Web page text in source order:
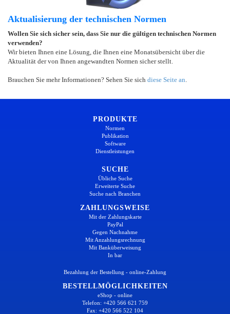
Aktualisierung der technischen Normen
Wollen Sie sich sicher sein, dass Sie nur die gültigen technischen Normen
verwenden?
Wir bieten Ihnen eine Lösung, die Ihnen eine Monatsübersicht über die
Aktualität der von Ihnen angewandten Normen sicher stellt.
Brauchen Sie mehr Informationen? Sehen Sie sich diese Seite an
PRODUKTE
Normen
Publikation
Software
Dienstleistungen
SUCHE
Übliche Suche
Erweiterte Suche
Suche nach Branchen
ZAHLUNGSWEISE
Mit der Zahlungskarte
PayPal
Gegen Nachnahme
Mit Anzahlungsrechnung
Mit Banküberweisung
In bar
Bezahlung der Bestellung - online-Zahlung
BESTELLMÖGLICHKEITEN
eShop - online
Telefon: +420 566 621 759
Fax: +420 566 522 104